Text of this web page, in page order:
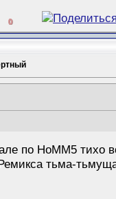
0
по HoMM5 тихо
тьма-